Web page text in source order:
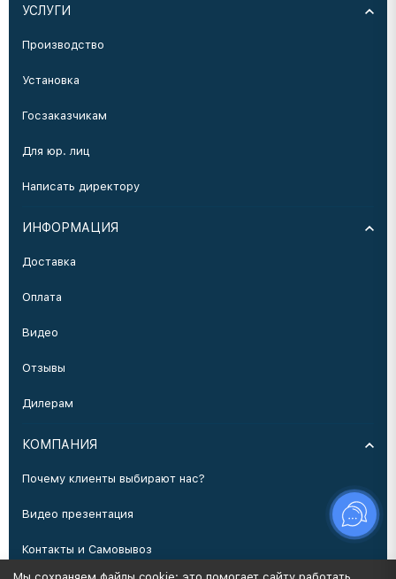
УСЛУГИ
Производство
Установка
Госзаказчикам
Для юр. лиц
Написать директору
ИНФОРМАЦИЯ
Доставка
Оплата
Видео
Отзывы
Дилерам
КОМПАНИЯ
Почему клиенты выбирают нас?
Видео презентация
Контакты и Самовывоз